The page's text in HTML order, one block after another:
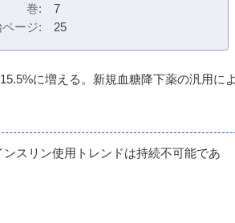
巻
7
ページ
25
に増える。新規血糖降下薬の汎用によ
スリン使用トレンドは持続不可能であ